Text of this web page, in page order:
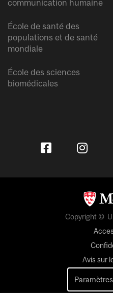
communication humaine
École de santé des
populations et de santé
mondiale
École des sciences
biomédicales
Copyright ©
Avis sur